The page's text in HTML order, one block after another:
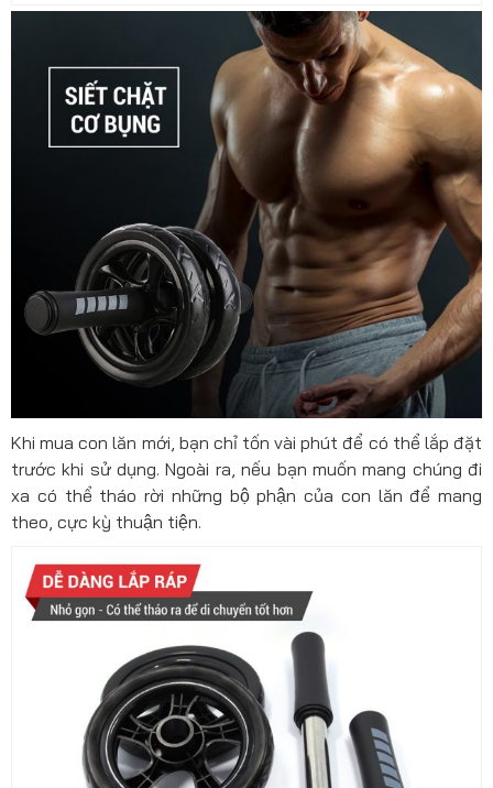
Khi mua con lăn mới, bạn chỉ tốn vài phút để có thể lắp đặt
trước khi sử dụng. Ngoài ra, nếu bạn muốn mang chúng đi
xa có thể tháo rời những bộ phận của con lăn để mang
theo, cực kỳ thuận tiện.